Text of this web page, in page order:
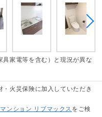
家電等を含む）と現況が異な
火災保険に加入していただき
ンション リブマックス をご検